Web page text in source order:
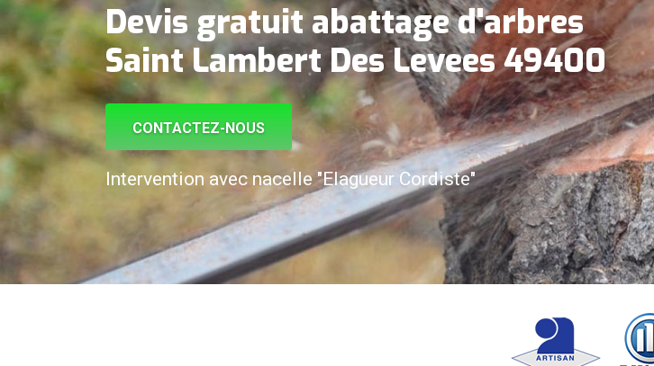
Devis gratuit abattage d'arbres
Saint Lambert Des Levees 49400
CONTACTEZ-NOUS
Intervention avec nacelle "Elagueur Cordiste"